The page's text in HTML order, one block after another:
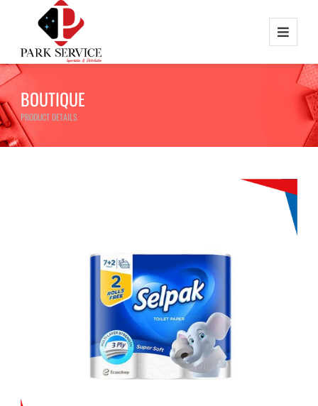
BOUTIQUE
PRODUCT DETAILS